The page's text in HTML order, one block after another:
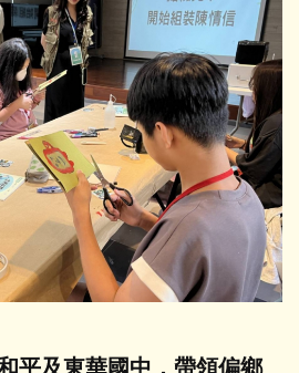
平及東華國中，帶領偏鄉